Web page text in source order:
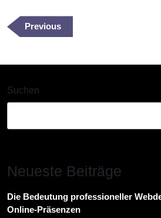
Previous
Post
Previous
Suchen
Neueste Beiträge
Die Bedeutung professioneller
Online-Präsenzen